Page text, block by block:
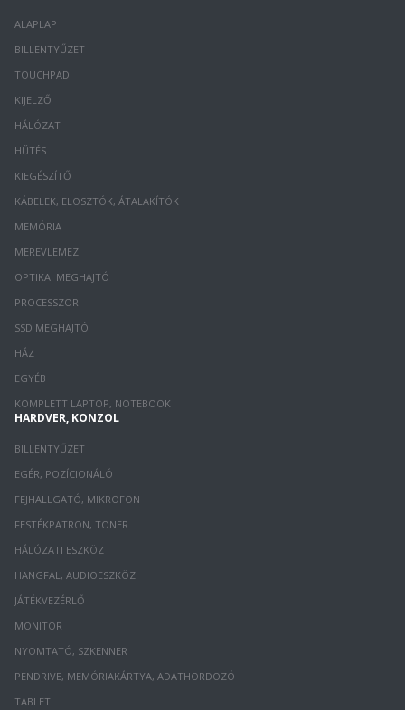
ALAPLAP
BILLENTYŰZET
TOUCHPAD
KIJELZŐ
HÁLÓZAT
HŰTÉS
KIEGÉSZÍTŐ
KÁBELEK, ELOSZTÓK, ÁTALAKÍTÓK
MEMÓRIA
MEREVLEMEZ
OPTIKAI MEGHAJTÓ
PROCESSZOR
SSD MEGHAJTÓ
HÁZ
EGYÉB
KOMPLETT LAPTOP, NOTEBOOK
HARDVER, KONZOL
BILLENTYŰZET
EGÉR, POZÍCIONÁLÓ
FEJHALLGATÓ, MIKROFON
FESTÉKPATRON, TONER
HÁLÓZATI ESZKÖZ
HANGFAL, AUDIOESZKÖZ
JÁTÉKVEZÉRLŐ
MONITOR
NYOMTATÓ, SZKENNER
PENDRIVE, MEMÓRIAKÁRTYA, ADATHORDOZÓ
TABLET